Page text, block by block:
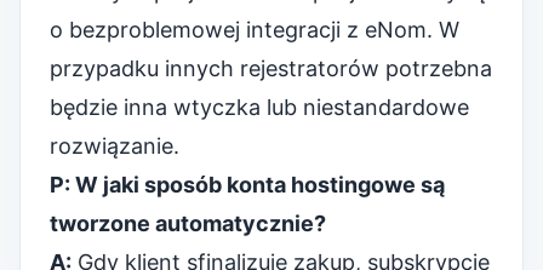
o bezproblemowej integracji z eNom. W
przypadku innych rejestratorów potrzebna
będzie inna wtyczka lub niestandardowe
rozwiązanie.
P: W jaki sposób konta hostingowe są
tworzone automatycznie?
A: Gdy klient sfinalizuje zakup, subskrypcje